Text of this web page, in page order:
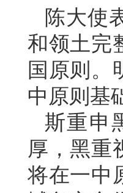
陈大使
和领土完
国原则。
中原则基
斯重申
厚，黑重
将在一中